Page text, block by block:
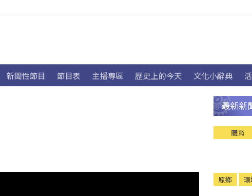
新聞性節目 節目表 主播專區 歷史上的今天 文化小辭典
最新新
體育
原鄉 環